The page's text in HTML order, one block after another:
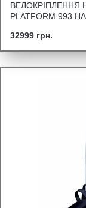
ВЕЛОКРІПЛЕННЯ
PLATFORM 993
32999 грн.